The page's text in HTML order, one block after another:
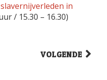
in
/ 15.30 – 16.30)
VOLGENDE